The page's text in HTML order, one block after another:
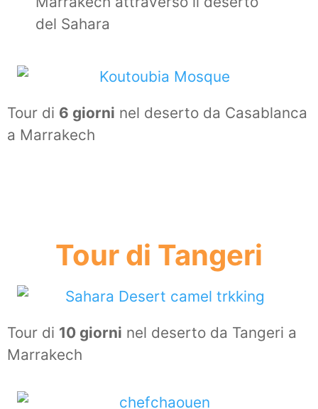
del Sahara
Tour di 6 giorni nel deserto da Casablanca
a Marrakech
Tour di Tangeri
Tour di 10 giorni nel deserto da Tangeri a
Marrakech